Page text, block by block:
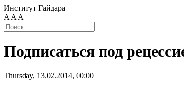
Институт Гайдара
A A A
Подписаться под
Thursday, 13.02.2014, 00:00